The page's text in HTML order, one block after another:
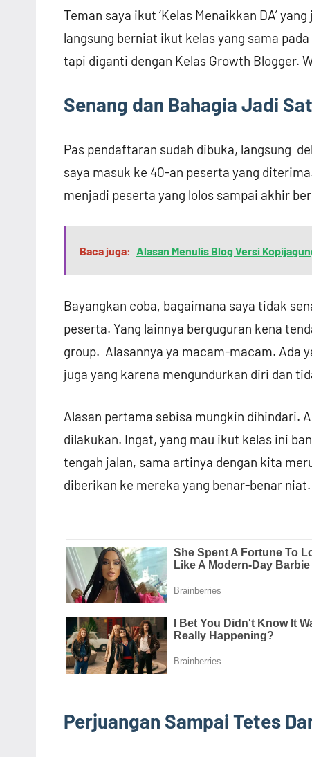
Teman saya ikut ‘Kelas Menaikkan DA’
langsung berniat ikut kelas yang sama
tapi diganti dengan Kelas Growth Blogger.
Senang dan Bahagia Jadi
Pas pendaftaran sudah dibuka, langsung
saya masuk ke 40-an peserta yang
menjadi peserta yang lolos sampai akhir
Baca juga: Alasan Menulis Blog Versi
Bayangkan coba, bagaimana saya tidak
peserta. Yang lainnya berguguran kena
group. Alasannya ya macam-macam. Ada
juga yang karena mengundurkan diri dan
Alasan pertama sebisa mungkin dihindari.
dilakukan. Ingat, yang mau ikut kelas ini
tengah jalan, sama artinya dengan kita
diberikan ke mereka yang benar-benar niat.
Perjuangan Sampai Tetes